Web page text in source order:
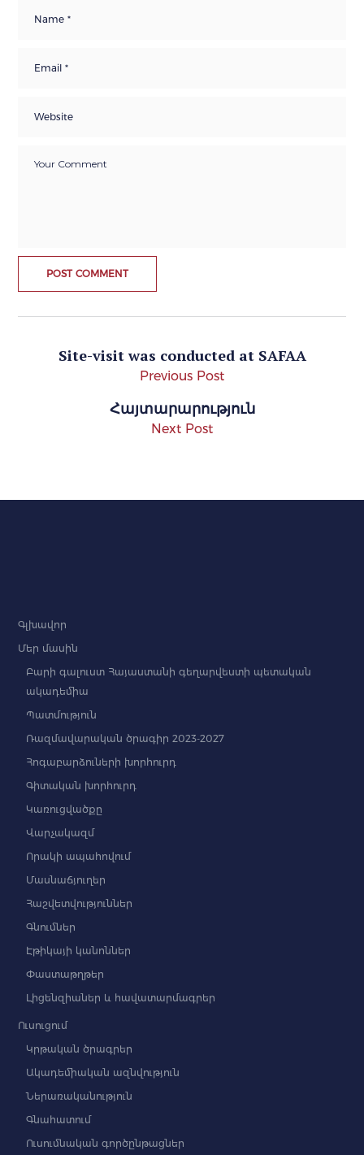
Site-visit was conducted at SAFAA
Previous Post
Հայտարարություն
Next Post
Գլխավոր
Մեր մասին
Բարի գալուստ Հայաստանի գեղարվեստի պետական
ակադեմիա
Պատմություն
Ռազմավարական ծրագիր 2023-2027
Հոգաբարձուների խորհուրդ
Գիտական խորհուրդ
Կառուցվածքը
Վարչակազմ
Որակի ապահովում
Մասնաճյուղեր
Հաշվետվություններ
Գնումներ
Էթիկայի կանոններ
Փաստաթղթեր
Լիցենզիաներ և հավատարմագրեր
Ուսուցում
Կրթական ծրագրեր
Ակադեմիական ազնվություն
Ներառականություն
Գնահատում
Ուսումնական գործընթացներ